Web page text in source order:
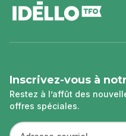
de
page
Inscrivez-vous à
Restez à l’affût des
offres spéciales.